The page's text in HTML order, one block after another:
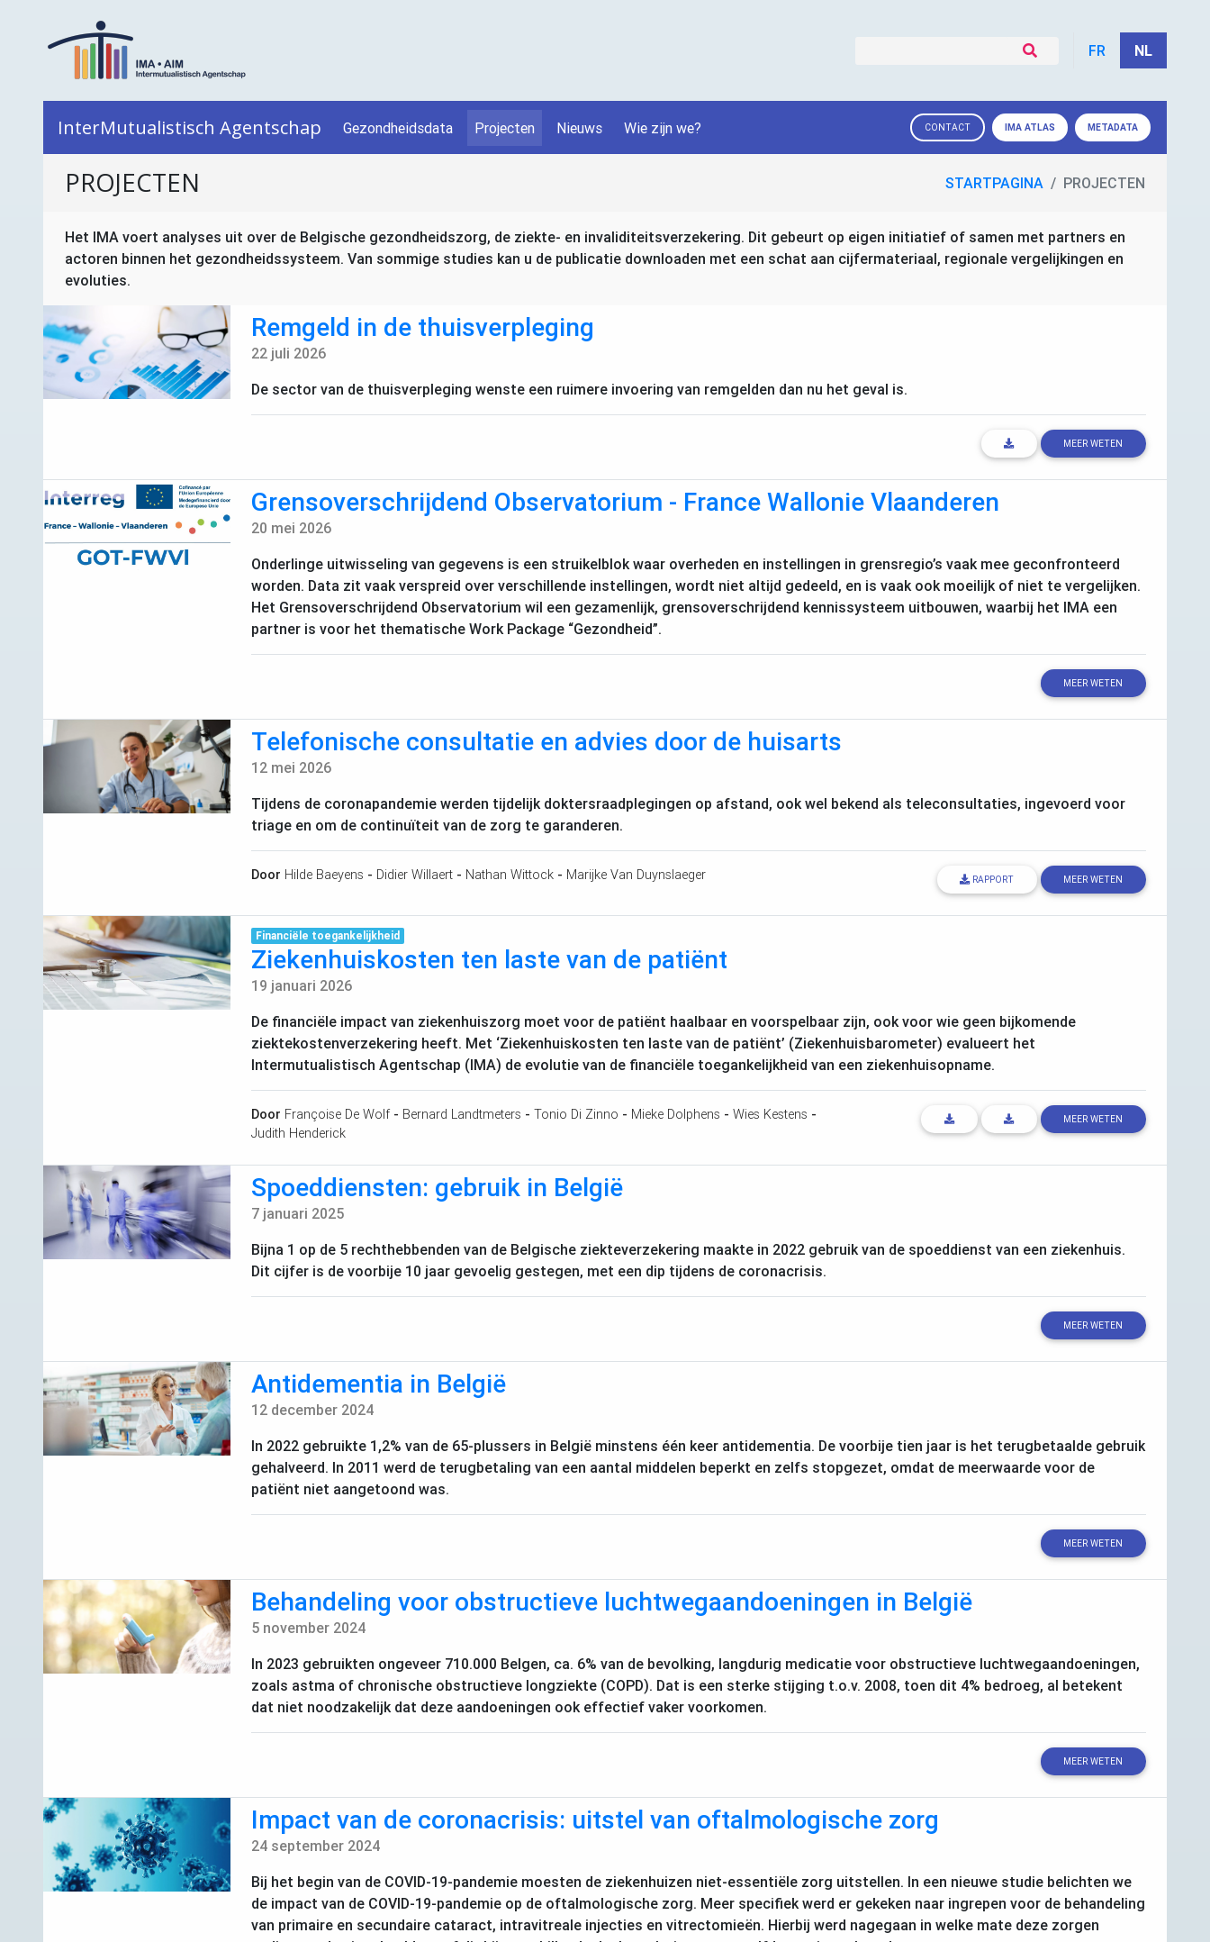
FR NL
InterMutualistisch Agentschap Gezondheidsdata Projecten Nieuws Wie zijn we? CONTACT IMA ATLAS METADATA
PROJECTEN STARTPAGINA PROJECTEN
Het IMA voert analyses uit over de Belgische gezondheidszorg, de ziekte- en invaliditeitsverzekering. Dit gebeurt op eigen initiatief of samen met partners en
actoren binnen het gezondheidssysteem. Van sommige studies kan u de publicatie downloaden met een schat aan cijfermateriaal, regionale vergelijkingen en
evoluties.
Remgeld in de thuisverpleging
22 juli 2026
De sector van de thuisverpleging wenste een ruimere invoering van remgelden dan nu het geval is.
MEER WETEN
Grensoverschrijdend Observatorium - France Wallonie Vlaanderen
20 mei 2026
Onderlinge uitwisseling van gegevens is een struikelblok waar overheden en instellingen in grensregio’s vaak mee geconfronteerd
worden. Data zit vaak verspreid over verschillende instellingen, wordt niet altijd gedeeld, en is vaak ook moeilijk of niet te vergelijken.
Het Grensoverschrijdend Observatorium wil een gezamenlijk, grensoverschrijdend kennissysteem uitbouwen, waarbij het IMA een
partner is voor het thematische Work Package “Gezondheid”.
MEER WETEN
Telefonische consultatie en advies door de huisarts
12 mei 2026
Tijdens de coronapandemie werden tijdelijk doktersraadplegingen op afstand, ook wel bekend als teleconsultaties, ingevoerd voor
triage en om de continuïteit van de zorg te garanderen.
Door Hilde Baeyens - Didier Willaert - Nathan Wittock - Marijke Van Duynslaeger RAPPORT MEER WETEN
Financiële toegankelijkheid
Ziekenhuiskosten ten laste van de patiënt
19 januari 2026
De financiële impact van ziekenhuiszorg moet voor de patiënt haalbaar en voorspelbaar zijn, ook voor wie geen bijkomende
ziektekostenverzekering heeft. Met ‘Ziekenhuiskosten ten laste van de patiënt’ (Ziekenhuisbarometer) evalueert het
Intermutualistisch Agentschap (IMA) de evolutie van de financiële toegankelijkheid van een ziekenhuisopname.
Door Françoise De Wolf- Bernard Landtmeters - Tonio Di Zinno - Mieke Dolphens - Wies Kestens -
Judith Henderick
MEER WETEN
Spoeddiensten: gebruik in België
7 januari 2025
Bijna 1 op de 5 rechthebbenden van de Belgische ziekteverzekering maakte in 2022 gebruik van de spoeddienst van een ziekenhuis.
Dit cijfer is de voorbije 10 jaar gevoelig gestegen, met een dip tijdens de coronacrisis.
MEER WETEN
Antidementia in België
12 december 2024
In 2022 gebruikte 1,2% van de 65-plussers in België minstens één keer antidementia. De voorbije tien jaar is het terugbetaalde gebruik
gehalveerd. In 2011 werd de terugbetaling van een aantal middelen beperkt en zelfs stopgezet, omdat de meerwaarde voor de
patiënt niet aangetoond was.
MEER WETEN
Behandeling voor obstructieve luchtwegaandoeningen in België
5 november 2024
In 2023 gebruikten ongeveer 710.000 Belgen, ca. 6% van de bevolking, langdurig medicatie voor obstructieve luchtwegaandoeningen,
zoals astma of chronische obstructieve longziekte (COPD). Dat is een sterke stijging t.o.v. 2008, toen dit 4% bedroeg, al betekent
dat niet noodzakelijk dat deze aandoeningen ook effectief vaker voorkomen.
MEER WETEN
Impact van de coronacrisis: uitstel van oftalmologische zorg
24 september 2024
Bij het begin van de COVID-19-pandemie moesten de ziekenhuizen niet-essentiële zorg uitstellen. In een nieuwe studie belichten we
de impact van de COVID-19-pandemie op de oftalmologische zorg. Meer specifiek werd er gekeken naar ingrepen voor de behandeling
van primaire en secundaire cataract, intravitreale injecties en vitrectomieën. Hierbij werd nagegaan in welke mate deze zorgen